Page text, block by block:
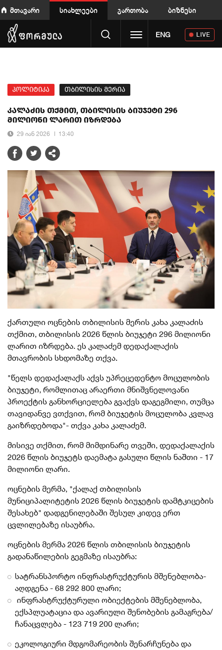
მთავარი სიახლეები გართობა ბიზნესი
Toggle navigation
ENG LIVE
პოლიტიკა თბილისის მერია
კალაძის თქმით, თბილისის ბიუჯეტი 296
მილიონი ლარით იზრდება
29 იან 2026 13:40
ქართული ოცნების თბილისის მერის კახა კალაძის
თქმით, თბილისის 2026 წლის ბიუჯეტი 296 მილიონი
ლარით იზრდება. ეს კალაძემ დედაქალაქის
მთავრობის სხდომაზე თქვა.
"წელს დედაქალაქს აქვს უპრეცედენტო მოცულობის
ბიუჯეტი, რომლითაც არაერთი მნიშვნელოვანი
პროექტის განხორციელება გვაქვს დაგეგმილი, თუმცა
თავიდანვე ვთქვით, რომ ბიუჯეტის მოცულობა კვლავ
გაიზრდებოდა"- თქვა კახა კალაძემ.
მისივე თქმით, რომ მიმდინარე თვეში, დედაქალაქის
2026 წლის ბიუჯეტს დაემატა გასული წლის ნაშთი - 17
მილიონი ლარი.
ოცნების მერმა, "ქალაქ თბილისის
მუნიციპალიტეტის 2026 წლის ბიუჯეტის დამტკიცების
შესახებ" დადგენილებაში შესულ კიდევ ერთ
ცვლილებაზე ისაუბრა.
ოცნების მერმა 2026 წლის თბილისის ბიუჯეტის
გადანაწილების გეგმაზე ისაუბრა:
სატრანსპორტო ინფრასტრუქტურის მშენებლობა-
აღდგენა - 68 292 800 ლარი;
ინფრასტრუქტურული ობიექტების მშენებლობა,
ექსპლუატაცია და ავარიული შენობების გამაგრება/
ჩანაცვლება - 123 719 200 ლარი;
ეკოლოგიური მდგომარეობის შენარჩუნება და